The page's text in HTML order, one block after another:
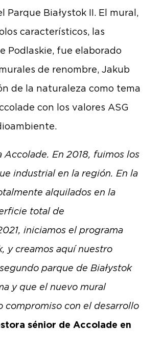
Białystok II. El mural,
característicos, las
Podlaskie, fue elaborado
de renombre, Jakub
de la naturaleza como tema
con los valores ASG
Accolade. En 2018, fuimos los
industrial en la región. En la
alquilados en la
total de
iniciamos el programa
y creamos aquí nuestro
parque de Białystok
y que el nuevo mural
compromiso con el desarrollo
sénior de Accolade en